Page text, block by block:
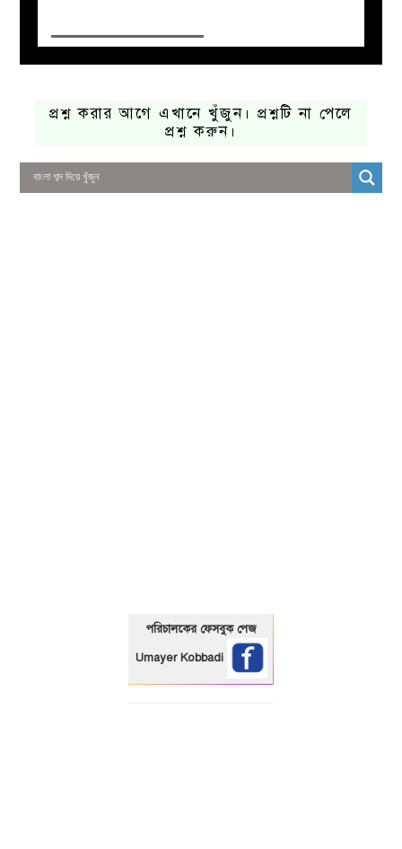
প্রশ্ন করার আগে এখানে খুঁজুন। প্রশ্নটি না পেলে
প্রশ্ন করুন।
পরিচালকের ফেসবুক পেজ
Umayer Kobbadi